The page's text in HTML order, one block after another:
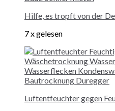
Hilfe, es tropft von der
7 x gelesen
Luftentfeuchter gegen